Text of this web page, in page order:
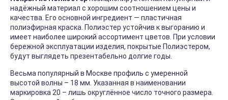
надёжный материал с хорошим соотношением цены и
качества. Его основной ингредиент — пластичная
полиэфирная краска. Полиэстер устойчив к выгоранию и
имеет наиболее широкий ассортимент цветов. При условии
бережной эксплуатации изделия, покрытые Полиэстером,
будут выглядеть презентабельно долгие годы.
Весьма популярный в Москве профиль с умеренной
высотой волны – 18 мм. Указанная в наименовании
маркировка 20 – лишь округлённое число точного размера.